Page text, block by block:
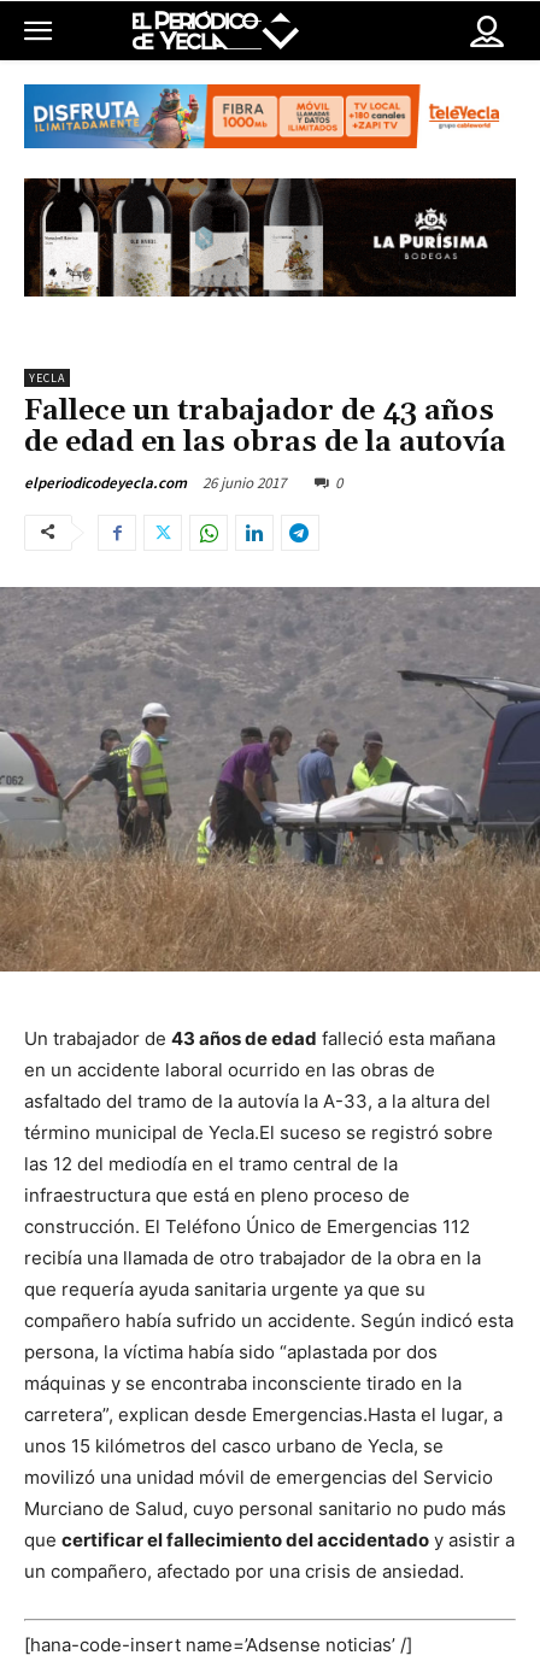
YECLA
Fallece un trabajador de 43 años
de edad en las obras de la autovía
elperiodicodeyecla.com 26 junio 2017 0
Un trabajador de 43 años de edad falleció esta mañana
en un accidente laboral ocurrido en las obras de
asfaltado del tramo de la autovía la A-33, a la altura del
término municipal de Yecla.El suceso se registró sobre
las 12 del mediodía en el tramo central de la
infraestructura que está en pleno proceso de
construcción. El Teléfono Único de Emergencias 112
recibía una llamada de otro trabajador de la obra en la
que requería ayuda sanitaria urgente ya que su
compañero había sufrido un accidente. Según indicó esta
persona, la víctima había sido “aplastada por dos
máquinas y se encontraba inconsciente tirado en la
carretera”, explican desde Emergencias.Hasta el lugar, a
unos 15 kilómetros del casco urbano de Yecla, se
movilizó una unidad móvil de emergencias del Servicio
Murciano de Salud, cuyo personal sanitario no pudo más
que certificar el fallecimiento del accidentado y asistir a
un compañero, afectado por una crisis de ansiedad.
[hana-code-insert name=’Adsense noticias’ /]